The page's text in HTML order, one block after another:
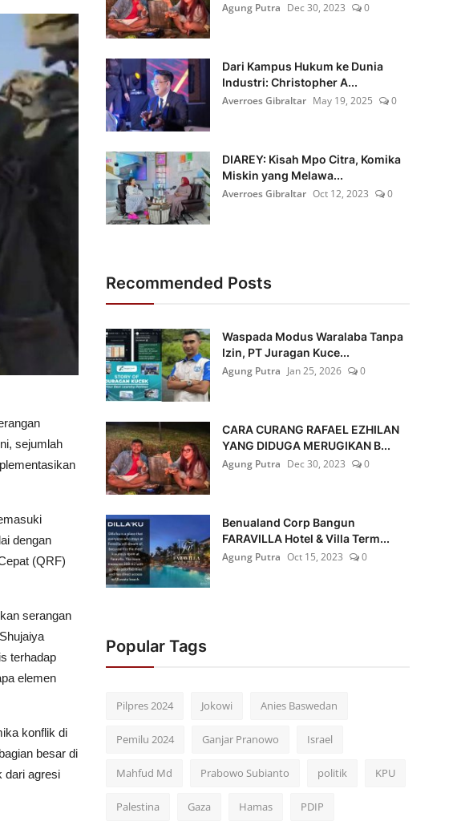
sejumlah
dengan
(QRF)
serangan
terhadap
elemen
konflik di
besar di
dari agresi
Agung Putra Dec 30, 2023 0
Dari Kampus Hukum ke Dunia
Industri: Christopher A...
Averroes Gibraltar May 19, 2025 0
DIAREY: Kisah Mpo Citra, Komika
Miskin yang Melawa...
Averroes Gibraltar Oct 12, 2023 0
Recommended Posts
Waspada Modus Waralaba Tanpa
Izin, PT Juragan Kuce...
Agung Putra Jan 25, 2026 0
CARA CURANG RAFAEL EZHILAN
YANG DIDUGA MERUGIKAN B...
Agung Putra Dec 30, 2023 0
Benualand Corp Bangun
FARAVILLA Hotel & Villa Term...
Agung Putra Oct 15, 2023 0
Popular Tags
Pilpres 2024 Jokowi Anies Baswedan
Pemilu 2024 Ganjar Pranowo Israel
Mahfud Md Prabowo Subianto politik KPU
Palestina Gaza Hamas PDIP